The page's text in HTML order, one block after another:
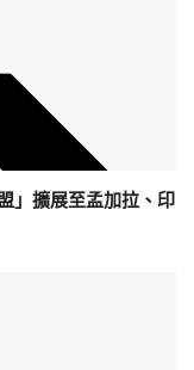
」擴展至孟加拉、印